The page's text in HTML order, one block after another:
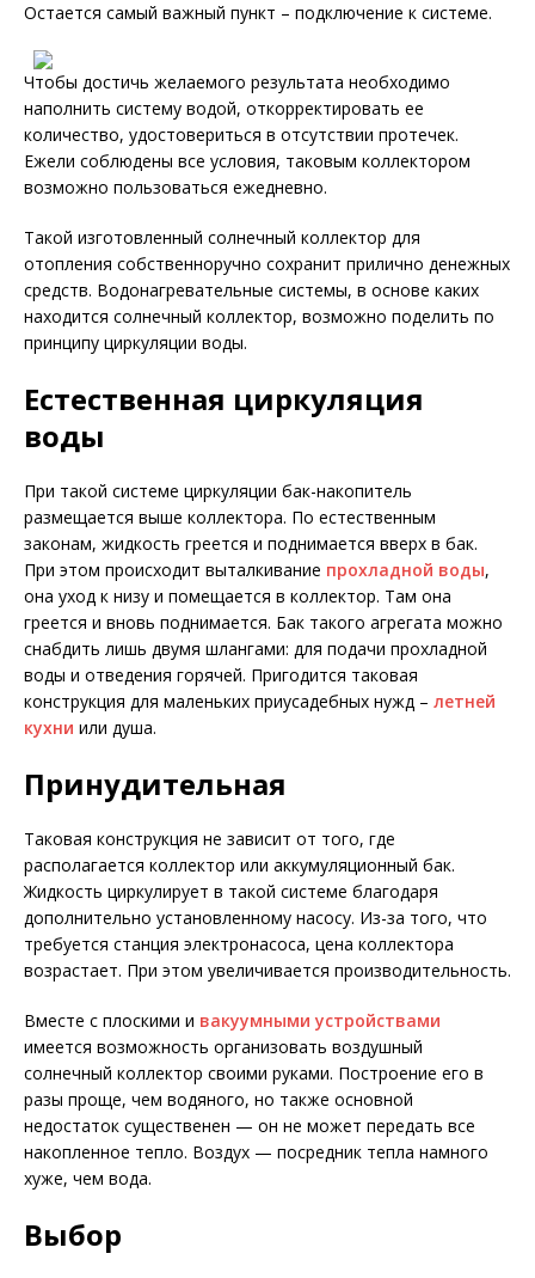
Остается самый важный пункт – подключение к системе.
Чтобы достичь желаемого результата необходимо
наполнить систему водой, откорректировать ее
количество, удостовериться в отсутствии протечек.
Ежели соблюдены все условия, таковым коллектором
возможно пользоваться ежедневно.
Такой изготовленный солнечный коллектор для
отопления собственноручно сохранит прилично денежных
средств. Водонагревательные системы, в основе каких
находится солнечный коллектор, возможно поделить по
принципу циркуляции воды.
Естественная циркуляция
воды
При такой системе циркуляции бак-накопитель
размещается выше коллектора. По естественным
законам, жидкость греется и поднимается вверх в бак.
При этом происходит выталкивание прохладной воды,
она уход к низу и помещается в коллектор. Там она
греется и вновь поднимается. Бак такого агрегата можно
снабдить лишь двумя шлангами: для подачи прохладной
воды и отведения горячей. Пригодится таковая
конструкция для маленьких приусадебных нужд – летней
кухни или душа.
Принудительная
Таковая конструкция не зависит от того, где
располагается коллектор или аккумуляционный бак.
Жидкость циркулирует в такой системе благодаря
дополнительно установленному насосу. Из-за того, что
требуется станция электронасоса, цена коллектора
возрастает. При этом увеличивается производительность.
Вместе с плоскими и вакуумными устройствами
имеется возможность организовать воздушный
солнечный коллектор своими руками. Построение его в
разы проще, чем водяного, но также основной
недостаток существенен — он не может передать все
накопленное тепло. Воздух — посредник тепла намного
хуже, чем вода.
Выбор